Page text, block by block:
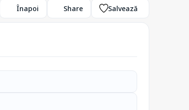
Înapoi Share Salvează